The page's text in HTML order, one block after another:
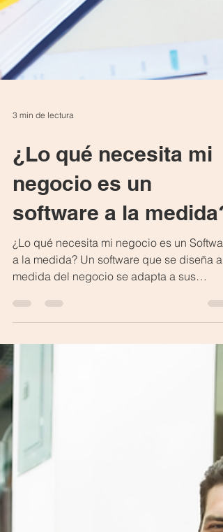
3 min de lectura
¿Lo qué necesita mi
negocio es un
software a la medida?
a la medida? Un software que se diseña a
medida del negocio se adapta a sus
necesidades...